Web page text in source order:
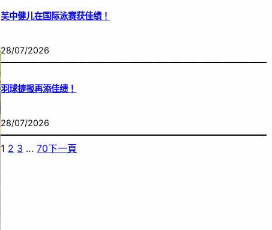
芙中健儿在国际泳赛获佳绩！
28/07/2026
羽球捷报再添佳绩！
28/07/2026
1 2 3 … 70下一頁